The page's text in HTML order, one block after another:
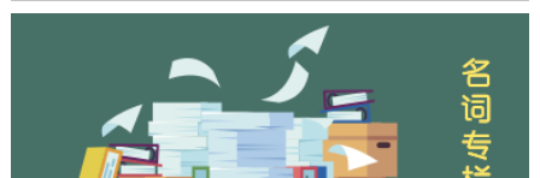
十六区概览
绿色北京 图说北京 视频北京
多语种